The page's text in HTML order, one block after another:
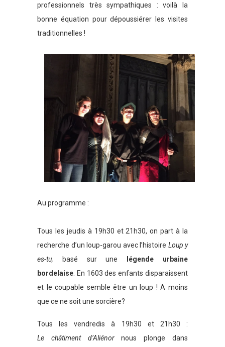
professionnels très sympathiques : voilà la
bonne équation pour dépoussiérer les visites
traditionnelles !
Au programme :
Tous les jeudis à 19h30 et 21h30, on part à la
recherche d’un loup-garou avec l’histoire Loup y
es-tu, basé sur une
légende urbaine
bordelaise . En 1603 des enfants disparaissent
et le coupable semble être un loup ! A moins
que ce ne soit une sorcière?
Tous les vendredis à 19h30 et 21h30 :
Le châtiment d’Aliénornous plonge dans